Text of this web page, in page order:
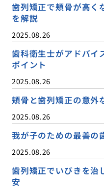
歯列矯正で頬骨が高く
を解説
2025.08.26
歯科衛生士がアドバイ
ポイント
2025.08.26
頬骨と歯列矯正の意外
2025.08.26
我が子のための最善の
2025.08.26
歯列矯正でいびきを治
安